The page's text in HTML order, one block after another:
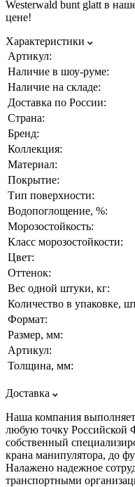
Westerwald bunt glatt в
цене!
Характеристики
Артикул:
Наличие в шоу-руме:
Наличие на складе:
Доставка по России:
Страна:
Бренд:
Коллекция:
Материал:
Покрытие:
Тип поверхности:
Водопоглощение, %:
Морозостойкость:
Класс морозостойкости:
Цвет:
Оттенок:
Вес одной штуки, кг:
Количество в упаковке,
Формат:
Размер, мм:
Артикул:
Толщина, мм:
Доставка
Наша компания
любую точку Российской
собственный
крана манипулятора, до
Налажено надежное
транспортными